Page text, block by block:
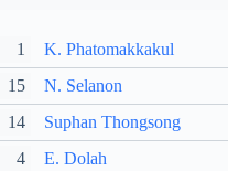
1 K. Phatomakkakul
15 N. Selanon
14 Suphan Thongsong
4 E. Dolah